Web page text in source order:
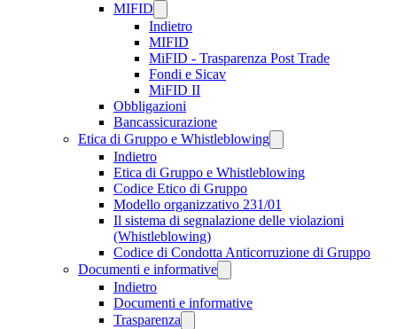
MIFID
Indietro
MIFID
MiFID - Trasparenza Post Trade
Fondi e Sicav
MiFID II
Obbligazioni
Bancassicurazione
Etica di Gruppo e Whistleblowing
Indietro
Etica di Gruppo e Whistleblowing
Codice Etico di Gruppo
Modello organizzativo 231/01
Il sistema di segnalazione delle violazioni
(Whistleblowing)
Codice di Condotta Anticorruzione di Gruppo
Documenti e informative
Indietro
Documenti e informative
Trasparenza